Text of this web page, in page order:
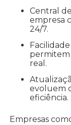
Central de monitoramento: escolha uma
empresa
24/7.
Facilidade de acesso remoto: aplicativos que
permitem
real.
Atualização tecnológica: sistemas que
evoluem
eficiência.
Empresas